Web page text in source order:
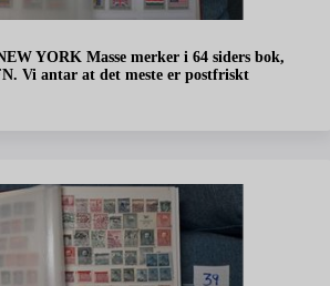
YORK Masse merker i 64 siders bok,
Vi antar at det meste er postfriskt